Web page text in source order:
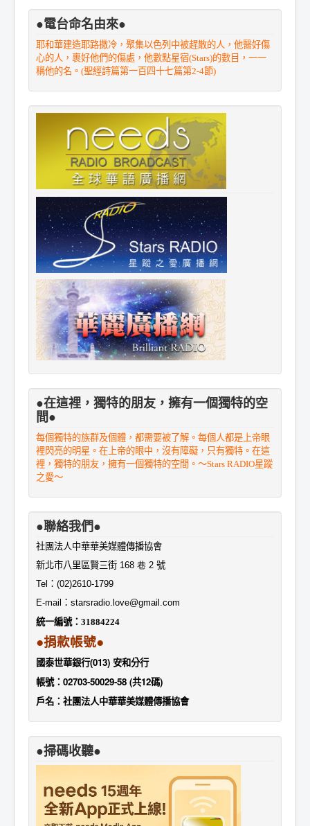
●電台命名由來●
耶和華建造耶路撒冷，聚集以色列中被趕散的人，他醫好傷
心的人，裹好他們的傷處，他數點星宿(Stars)的數目，一一
稱他的名。(聖經詩篇第一百四十七篇第2-4節)
●在這裡，獨特的朋友，擁有一個獨特的空
間●
每個獨特的族群及個體，都需要被了解。每個人都是上帝眼
裡閃亮的明星。在上帝的眼中，沒有障礙，只有獨特。在這
裡，獨特的朋友，擁有一個獨特的空間。～Stars RADIO星蹤
之愛～
●聯絡我們●
社團法人中華華美媒體傳播協會
新北市八里區賢三街 168 巷 2 號
Tel ： (02)2610-1799
E-mail ： starsradio.love@gmail.com
統一編號： 31884224
●捐款帳號●
國泰世華銀行(013) 安和分行
帳號：02703-50029-58 (共12碼)
戶名：社團法人中華華美媒體傳播協會
●掃碼收聽●